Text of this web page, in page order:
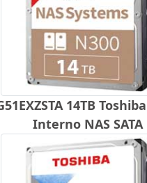
14TB
Interno NAS SATA